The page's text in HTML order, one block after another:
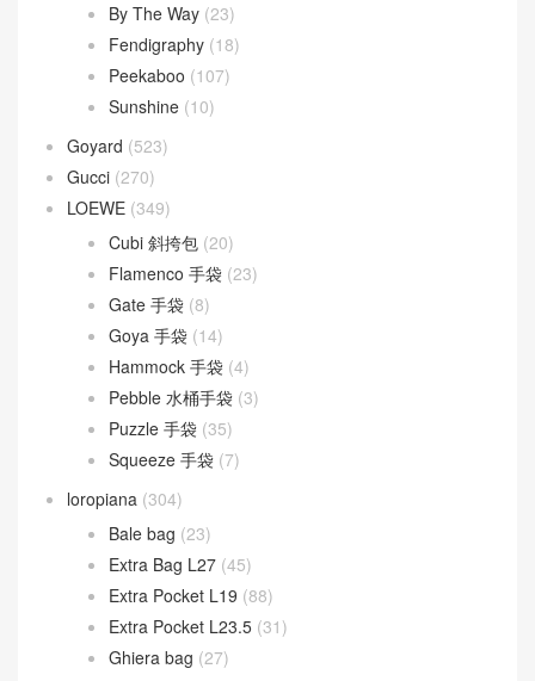
By The Way (23)
Fendigraphy (18)
Peekaboo (107)
Sunshine (10)
Goyard (523)
Gucci (270)
LOEWE (349)
Cubi 斜挎包 (20)
Flamenco 手袋 (23)
Gate 手袋 (8)
Goya 手袋 (14)
Hammock 手袋 (4)
Pebble 水桶手袋 (3)
Puzzle 手袋 (35)
Squeeze 手袋 (7)
loropiana (304)
Bale bag (23)
Extra Bag L27 (45)
Extra Pocket L19 (88)
Extra Pocket L23.5 (31)
Ghiera bag (27)